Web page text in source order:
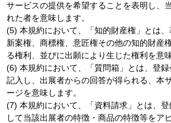
サービスの提供を希望することを表明し、
れた者を意味します。
(5) 本規約において、「知的財産権」とは
新案権、商標権、意匠権その他の知的財産
る権利、並びに出願により生じた権利を意
(6) 本規約において、「質問箱」とは、登
記入し、出展者からの回答が得られる、本
ージを意味します。
(7) 本規約において、「資料請求」とは、
して当該出展者の特徴・商品の特徴等をア